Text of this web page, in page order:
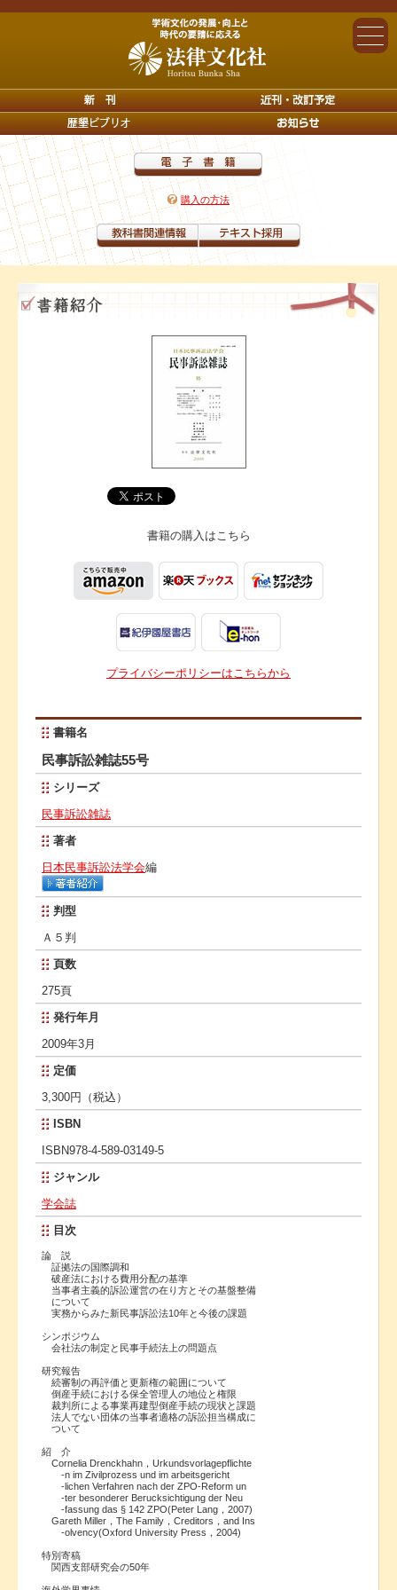
購入の方法
書籍の購入はこちら
プライバシーポリシーはこちらから
書籍名
民事訴訟雑誌55号
シリーズ
民事訴訟雑誌
著者
日本民事訴訟法学会編
判型
Ａ５判
頁数
275頁
発行年月
2009年3月
定価
3,300円（税込）
ISBN
ISBN978-4-589-03149-5
ジャンル
学会誌
目次
論 説
証拠法の国際調和
破産法における費用分配の基準
当事者主義的訴訟運営の在り方とその基盤整備
について
実務からみた新民事訴訟法10年と今後の課題
シンポジウム
会社法の制定と民事手続法上の問題点
研究報告
続審制の再評価と更新権の範囲について
倒産手続における保全管理人の地位と権限
裁判所による事業再建型倒産手続の現状と課題
法人でない団体の当事者適格の訴訟担当構成に
ついて
紹 介
Cornelia Drenckhahn，Urkundsvorlagepflichte
-n im Zivilprozess und im arbeitsgericht
-lichen Verfahren nach der ZPO-Reform un
-ter besonderer Berucksichtigung der Neu
-fassung das § 142 ZPO(Peter Lang，2007)
Gareth Miller，The Family，Creditors，and Ins
-olvency(Oxford University Press，2004)
特別寄稿
関西支部研究会の50年